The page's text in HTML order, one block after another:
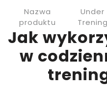
Nazwa
produktu
Under
Jak
w